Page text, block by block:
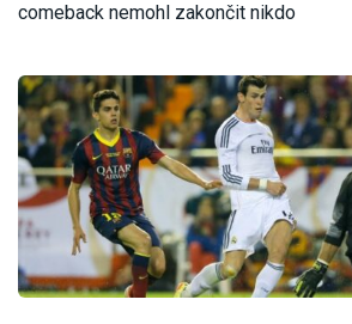
comeback nemohl zakončit nikdo